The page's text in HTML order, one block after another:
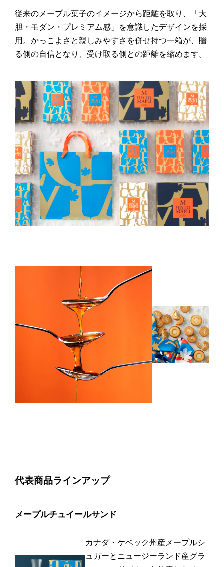
従来のメープル菓子のイメージから距離を取り、「大
胆・モダン・プレミアム感」を意識したデザインを採
用。かっこよさと親しみやすさを併せ持つ一箱が、贈
る側の自信となり、受け取る側との距離を縮めます。
代表商品ラインアップ
メープルチュイールサンド
カナダ・ケベック州産メープルシ
ュガーとニュージーランド産グラ